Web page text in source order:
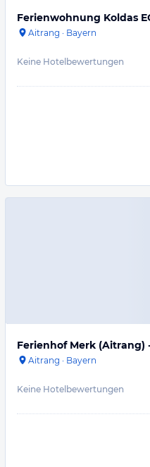
Ferienwohnung Koldas
Aitrang · Bayern
Keine Hotelbewertungen
Ferienhof Merk (Aitrang)
Aitrang · Bayern
Keine Hotelbewertungen